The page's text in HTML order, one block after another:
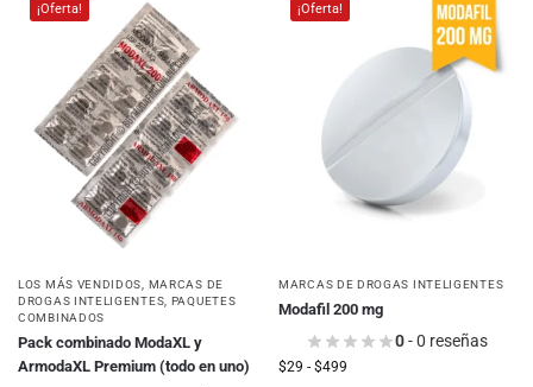
¡Oferta!
LOS MÁS VENDIDOS
MARCAS DE
DROGAS INTELIGENTES PAQUETES
COMBINADOS
Pack combinado ModaXL y
ArmodaXL Premium (todo en uno)
¡Oferta!
MARCAS DE DROGAS INTELIGENTES
Modafil 200 mg
0- 0 reseñas
$29 - $499